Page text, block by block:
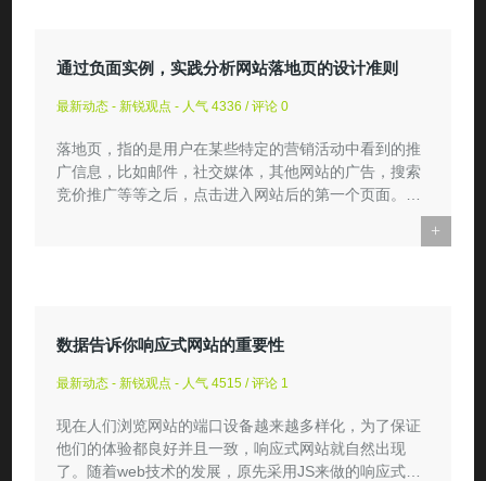
通过负面实例，实践分析网站落地页的设计准则
最新动态 - 新锐观点 - 人气 4336 / 评论 0
落地页，指的是用户在某些特定的营销活动中看到的推
广信息，比如邮件，社交媒体，其他网站的广告，搜索
竞价推广等等之后，点击进入网站后的第一个页面。与
+
数据告诉你响应式网站的重要性
最新动态 - 新锐观点 - 人气 4515 / 评论 1
现在人们浏览网站的端口设备越来越多样化，为了保证
他们的体验都良好并且一致，响应式网站就自然出现
了。随着web技术的发展，原先采用JS来做的响应式，